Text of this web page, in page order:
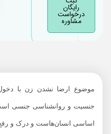
رایگان
درخواست
مشاوره
موضوع ارضا نشدن زن با دخول
جنسیت و روانشناسی جنسی است.
اساسی انسان‌هاست و درک و رفع